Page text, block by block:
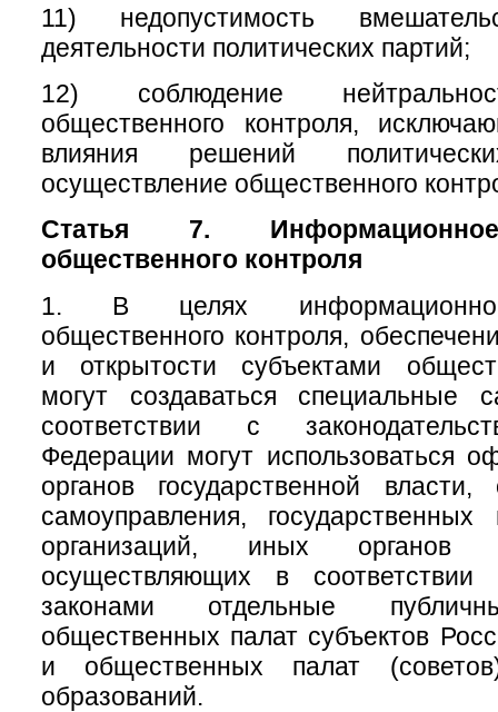
11) недопустимость
деятельности политических партий;
12) соблюдение
общественного контроля,
влияния решений
осуществление общественного
Статья 7.
общественного контроля
1. В целях
общественного контроля,
и открытости субъектами
могут создаваться
соответствии с
Федерации могут использоваться
органов государственной власти,
самоуправления,
организаций, иных органов
осуществляющих в
законами отдельные
общественных палат субъектов
и общественных палат
образований.